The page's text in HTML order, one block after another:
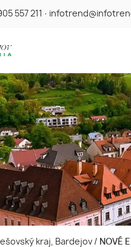
557 211 ·
kraj, Bardejov / NOVÉ